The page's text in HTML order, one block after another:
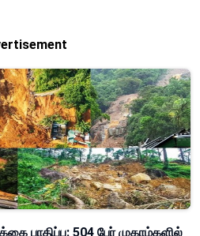
பாதிப்பு: 504 பேர் முகாம்களில்